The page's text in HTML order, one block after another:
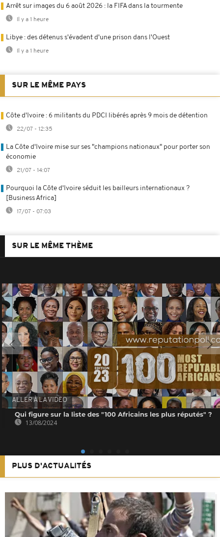
Arrêt sur images du 6 août 2026 : la FIFA dans la tourmente
Il y a 1 heure
Libye : des détenus s'évadent d'une prison dans l'Ouest
Il y a 1 heure
SUR LE MÊME PAYS
Côte d'Ivoire : 6 militants du PDCI libérés après 9 mois de détention
22/07 - 12:35
La Côte d'Ivoire mise sur ses "champions nationaux" pour porter son
économie
21/07 - 14:07
Pourquoi la Côte d'Ivoire séduit les bailleurs internationaux ?
[Business Africa]
17/07 - 07:03
SUR LE MÊME THÈME
ALLER À LA VIDEO
Qui figure sur la liste des "100 Africains les plus réputés" ?
13/08/2024
PLUS D'ACTUALITÉS